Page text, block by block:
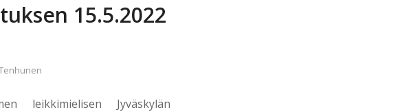
15.5.2022
leikkimielisen Jyväskylän